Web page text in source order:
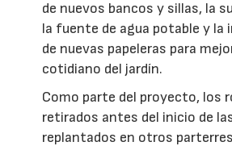
de nuevos bancos y sillas, la
la fuente de agua potable y la
de nuevas papeleras para
cotidiano del jardín.
Como parte del proyecto, los
retirados antes del inicio de
replantados en otros